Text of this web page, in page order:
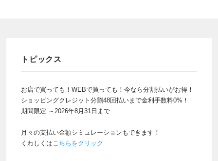
トピックス
お店で買っても！WEBで買っても！今なら分割払いがお得！
ショッピングクレジット分割48回払いまで金利手数料0%！
期間限定 ～2026年8月31日まで
月々の支払い金額シミュレーションもできます！
くわしくは こちらをクリック